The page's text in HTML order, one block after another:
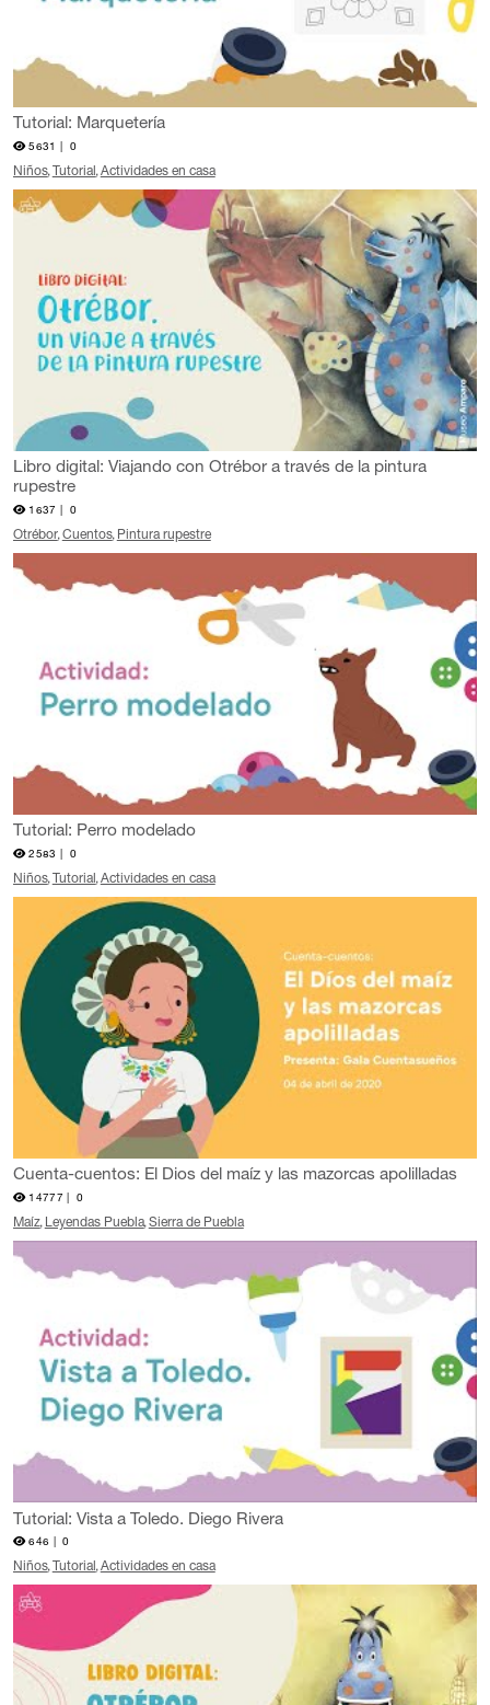
Tutorial: Marquetería
5631 | 0
Niños Tutorial Actividades en casa
Libro digital: Viajando con Otrébor a través de la pintura
rupestre
1637 | 0
Otrébor Cuentos Pintura rupestre
Tutorial: Perro modelado
2583 | 0
Niños Tutorial Actividades en casa
Cuenta-cuentos: El Dios del maíz y las mazorcas apolilladas
14777 | 0
Maíz Leyendas Puebla Sierra de Puebla
Tutorial: Vista a Toledo. Diego Rivera
646 | 0
Niños Tutorial Actividades en casa